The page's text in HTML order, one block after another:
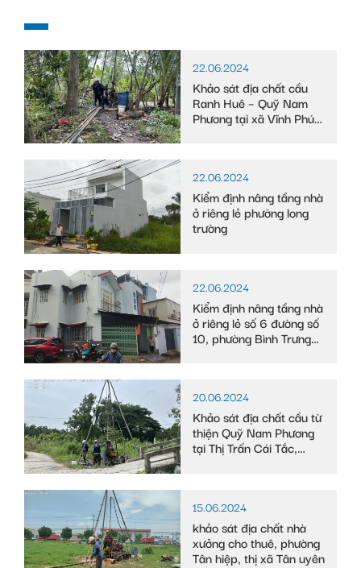
22.06.2024
Khảo sát địa chất cầu
Ranh Huê – Quỹ Nam
Phương tại xã Vĩnh Phú
22.06.2024
Kiểm định nâng tầng nhà
ở riêng lẻ phường long
trường
22.06.2024
Kiểm định nâng tầng nhà
ở riêng lẻ số 6 đường số
10, phường Bình Trưng
20.06.2024
Khảo sát địa chất cầu từ
thiện Quỹ Nam Phương
tại Thị Trấn Cái Tắc,
15.06.2024
khảo sát địa chất nhà
xưởng cho thuê, phường
Tân hiệp, thị xã Tân uyên